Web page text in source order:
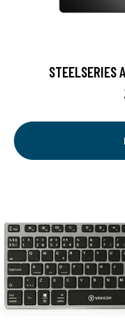
STEELSERIES